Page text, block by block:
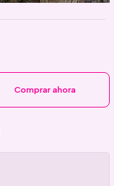
Comprar ahora